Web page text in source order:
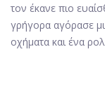
τον έκανε πιο
γρήγορα αγόρασε
οχήματα και ένα